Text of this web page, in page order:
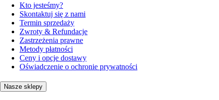
Kto jesteśmy?
Skontaktuj się z nami
Termin sprzedaży
Zwroty & Refundacje
Zastrzeżenia prawne
Metody płatności
Ceny i opcje dostawy
Oświadczenie o ochronie prywatności
Nasze sklepy